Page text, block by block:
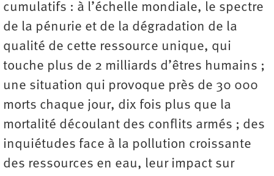
cumulatifs : à l’échelle mondiale, le spectre
de la pénurie et de la dégradation de la
qualité de cette ressource unique, qui
touche plus de 2 milliards d’êtres humains ;
une situation qui provoque près de 30 000
morts chaque jour, dix fois plus que la
mortalité découlant des conflits armés ; des
inquiétudes face à la pollution croissante
des ressources en eau, leur impact sur